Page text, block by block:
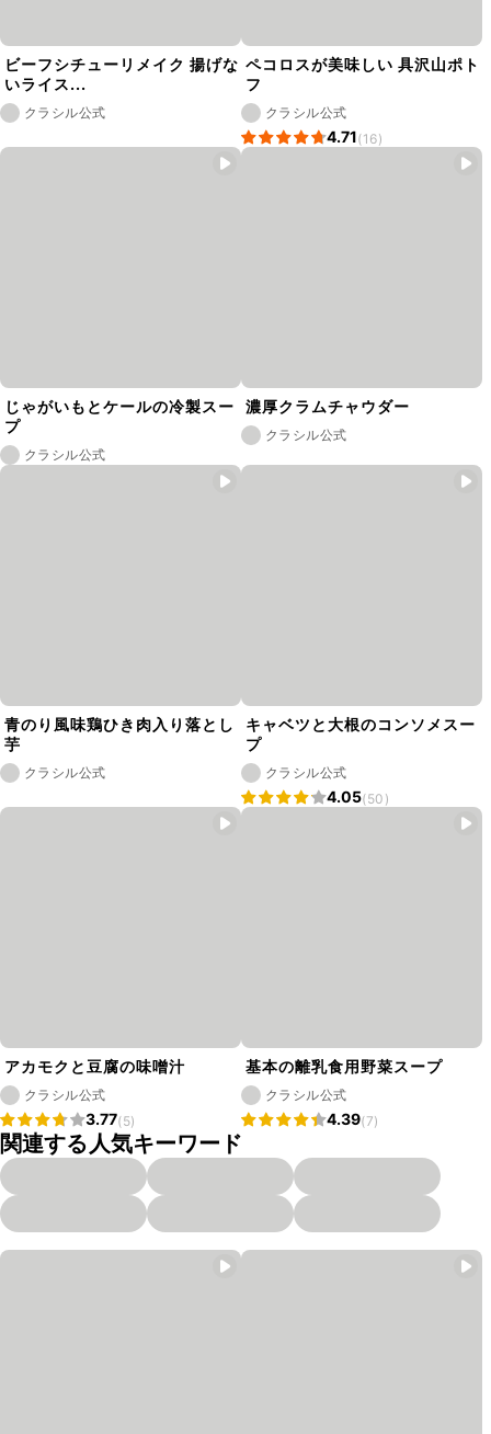
ビーフシチューリメイク 揚げな
いライス...
クラシル公式
ペコロスが美味しい 具沢山ポト
フ
クラシル公式
4.71(16)
じゃがいもとケールの冷製スー
プ
クラシル公式
濃厚クラムチャウダー
クラシル公式
青のり風味鶏ひき肉入り落とし
芋
クラシル公式
キャベツと大根のコンソメスー
プ
クラシル公式
4.05(50)
アカモクと豆腐の味噌汁
クラシル公式
3.77(5)
基本の離乳食用野菜スープ
クラシル公式
4.39(7)
関連する人気キーワード